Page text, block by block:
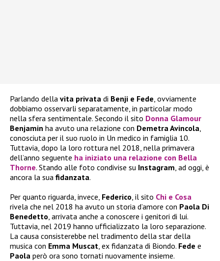
Parlando della vita privata di Benji e Fede , ovviamente
dobbiamo osservarli separatamente, in particolar modo
nella sfera sentimentale. Secondo il sito Donna Glamour
Benjamin ha avuto una relazione con Demetra Avincola
conosciuta per il suo ruolo in Un medico in famiglia 10.
Tuttavia, dopo la loro rottura nel 2018, nella primavera
dell’anno seguente ha iniziato una relazione con Bella
Thorne. Stando alle foto condivise su Instagram , ad oggi, è
ancora la sua fidanzata.
Per quanto riguarda, invece, Federico , il sito Chi e Cosa
rivela che nel 2018 ha avuto un storia d’amore con Paola Di
Benedetto , arrivata anche a conoscere i genitori di lui.
Tuttavia, nel 2019 hanno ufficializzato la loro separazione.
La causa consisterebbe nel tradimento della star della
musica con Emma Muscat , ex fidanzata di Biondo. Fede e
Paola però ora sono tornati nuovamente insieme.